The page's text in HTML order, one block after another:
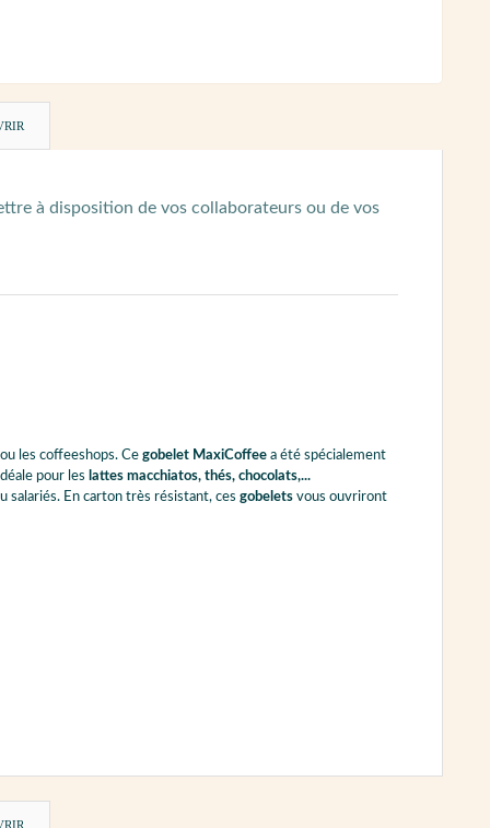
à disposition de vos collaborateurs ou de vos
les coffeeshops. Ce gobelet MaxiCoffee a été spécialement
pour les lattes macchiatos, thés, chocolats,...
salariés. En carton très résistant, ces gobeletsvous ouvriront